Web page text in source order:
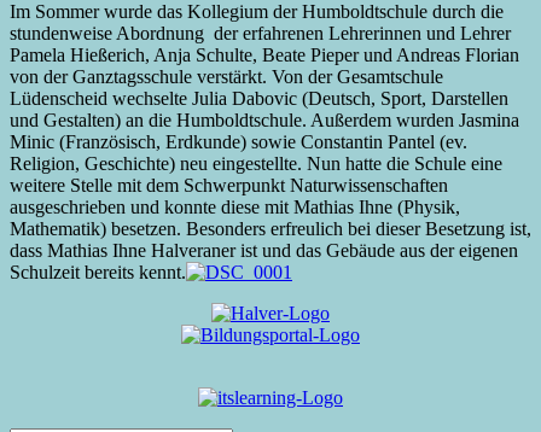
Im Sommer wurde das Kollegium der Humboldtschule durch die
stundenweise Abordnung der erfahrenen Lehrerinnen und Lehrer
Pamela Hießerich, Anja Schulte, Beate Pieper und Andreas Florian
von der Ganztagsschule verstärkt. Von der Gesamtschule
Lüdenscheid wechselte Julia Dabovic (Deutsch, Sport, Darstellen
und Gestalten) an die Humboldtschule. Außerdem wurden Jasmina
Minic (Französisch, Erdkunde) sowie Constantin Pantel (ev.
Religion, Geschichte) neu eingestellte. Nun hatte die Schule eine
weitere Stelle mit dem Schwerpunkt Naturwissenschaften
ausgeschrieben und konnte diese mit Mathias Ihne (Physik,
Mathematik) besetzen. Besonders erfreulich bei dieser Besetzung ist,
dass Mathias Ihne Halveraner ist und das Gebäude aus der eigenen
Schulzeit bereits kennt.